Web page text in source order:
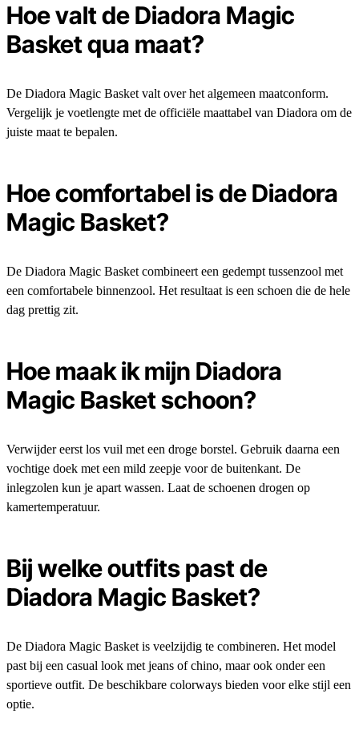
Hoe valt de Diadora Magic
Basket qua maat?
De Diadora Magic Basket valt over het algemeen maatconform.
Vergelijk je voetlengte met de officiële maattabel van Diadora om de
juiste maat te bepalen.
Hoe comfortabel is de Diadora
Magic Basket?
De Diadora Magic Basket combineert een gedempt tussenzool met
een comfortabele binnenzool. Het resultaat is een schoen die de hele
dag prettig zit.
Hoe maak ik mijn Diadora
Magic Basket schoon?
Verwijder eerst los vuil met een droge borstel. Gebruik daarna een
vochtige doek met een mild zeepje voor de buitenkant. De
inlegzolen kun je apart wassen. Laat de schoenen drogen op
kamertemperatuur.
Bij welke outfits past de
Diadora Magic Basket?
De Diadora Magic Basket is veelzijdig te combineren. Het model
past bij een casual look met jeans of chino, maar ook onder een
sportieve outfit. De beschikbare colorways bieden voor elke stijl een
optie.